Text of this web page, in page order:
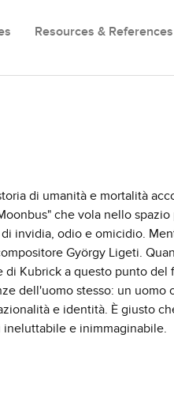
Resources & References
di umanità e mortalità
che vola nello
invidia, odio e omicidio.
György Ligeti.
di Kubrick a questo punto del
dell'uomo stesso: un uomo
e identità. È giusto
ineluttabile e inimmaginabile.